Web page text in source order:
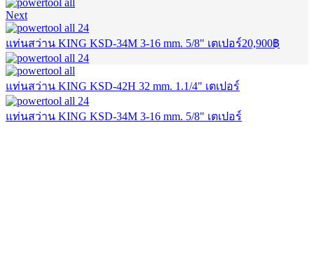
Next
แท่นสว่าน KING KSD-34M 3-16 mm. 5/8" เตเปอร์20,900฿
แท่นสว่าน KING KSD-42H 32 mm. 1.1/4" เตเปอร์
แท่นสว่าน KING KSD-34M 3-16 mm. 5/8" เตเปอร์